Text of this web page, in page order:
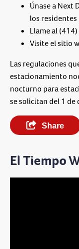
Únase a Next
los residentes
Llame al
Visite el sitio
Las regulaciones
estacionamiento
nocturno para
se solicitan del 1 de
Share
El Tiempo